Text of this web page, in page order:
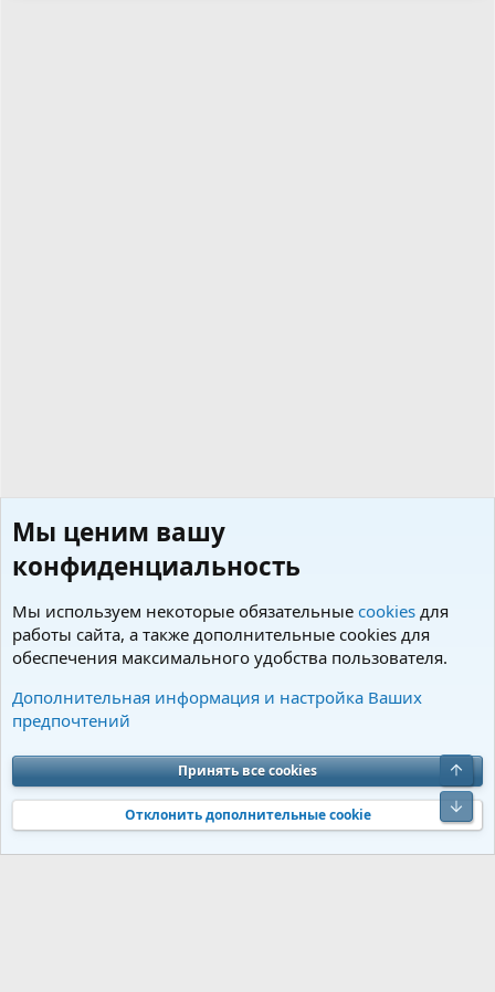
Теги
Cookies Charm by DCom
Обратная связь
Условия и правила
Политика конфиденциальности
Помощь
S
S
Community platform by XenForo® © 2010-2026 XenForo Ltd. Перевод от
Jumuro®|Media embeds via s9e/MediaSites
Мы ценим вашу
конфиденциальность
Мы используем некоторые обязательные cookies для
работы сайта, а также дополнительные cookies для
обеспечения максимального удобства пользователя.
Дополнительная информация и настройка Ваших
предпочтений
Принять все cookies
Отклонить дополнительные cookie
Верх
Низ